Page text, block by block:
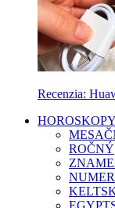
Recenzia:
HOROSKOPY
ROČNÝ